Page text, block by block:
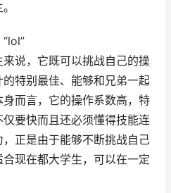
说，它既可以挑战自己的操
特别最佳、能够和兄弟一起
而言，它的操作系数高，特
要快而且还必须懂得技能连
正是由于能够不断挑战自己
现在都大学生，可以在一定